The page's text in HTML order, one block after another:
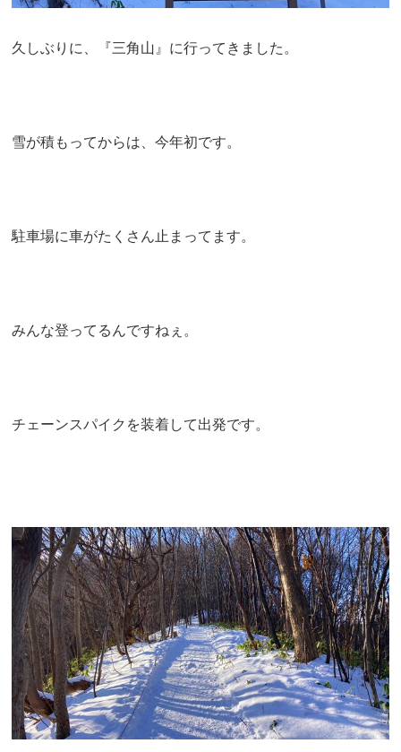
久しぶりに、『三角山』に行ってきました。
雪が積もってからは、今年初です。
駐車場に車がたくさん止まってます。
みんな登ってるんですねぇ。
チェーンスパイクを装着して出発です。